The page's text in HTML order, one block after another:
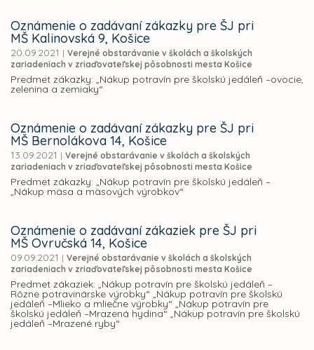
Oznámenie o zadávaní zákazky pre ŠJ pri
MŠ Kalinovská 9, Košice
20.09.2021 | Verejné obstarávanie v školách a školských
zariadeniach v zriaďovateľskej pôsobnosti mesta Košice
Predmet zákazky: „Nákup potravín pre školskú jedáleň –ovocie,
zelenina a zemiaky“
Oznámenie o zadávaní zákazky pre ŠJ pri
MŠ Bernolákova 14, Košice
13.09.2021 | Verejné obstarávanie v školách a školských
zariadeniach v zriaďovateľskej pôsobnosti mesta Košice
Predmet zákazky: „Nákup potravín pre školskú jedáleň –
„Nákup mäsa a mäsových výrobkov“
Oznámenie o zadávaní zákaziek pre ŠJ pri
MŠ Ovručská 14, Košice
09.09.2021 | Verejné obstarávanie v školách a školských
zariadeniach v zriaďovateľskej pôsobnosti mesta Košice
Predmet zákaziek: „Nákup potravín pre školskú jedáleň –
Rôzne potravinárske výrobky“ „Nákup potravín pre školskú
jedáleň –Mlieko a mliečne výrobky“ „Nákup potravín pre
školskú jedáleň –Mrazená hydina“ „Nákup potravín pre školskú
jedáleň –Mrazené ryby“